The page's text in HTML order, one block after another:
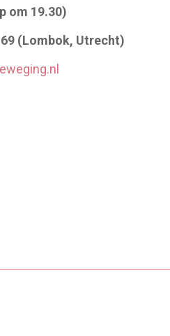
om 19.30)
(Lombok, Utrecht)